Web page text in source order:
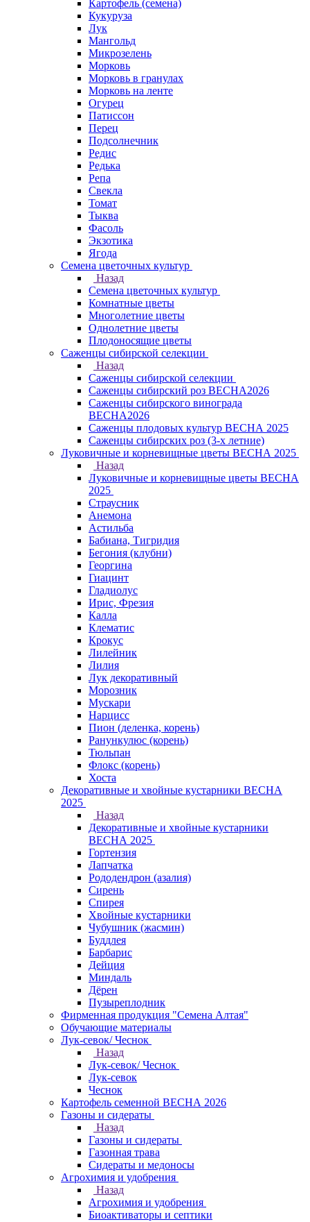
Картофель (семена)
Кукуруза
Лук
Мангольд
Микрозелень
Морковь
Морковь в гранулах
Морковь на ленте
Огурец
Патиссон
Перец
Подсолнечник
Редис
Редька
Репа
Свекла
Томат
Тыква
Фасоль
Экзотика
Ягода
Семена цветочных культур
Назад
Семена цветочных культур
Комнатные цветы
Многолетние цветы
Однолетние цветы
Плодоносящие цветы
Саженцы сибирской селекции
Назад
Саженцы сибирской селекции
Саженцы сибирский роз ВЕСНА2026
Саженцы сибирского винограда
ВЕСНА2026
Саженцы плодовых культур ВЕСНА 2025
Саженцы сибирских роз (3-х летние)
Луковичные и корневищные цветы ВЕСНА 2025
Назад
Луковичные и корневищные цветы ВЕСНА
2025
Страусник
Анемона
Астильба
Бабиана, Тигридия
Бегония (клубни)
Георгина
Гиацинт
Гладиолус
Ирис, Фрезия
Калла
Клематис
Крокус
Лилейник
Лилия
Лук декоративный
Морозник
Мускари
Нарцисс
Пион (деленка, корень)
Ранункулюс (корень)
Тюльпан
Флокс (корень)
Хоста
Декоративные и хвойные кустарники ВЕСНА
2025
Назад
Декоративные и хвойные кустарники
ВЕСНА 2025
Гортензия
Лапчатка
Рододендрон (азалия)
Сирень
Спирея
Хвойные кустарники
Чубушник (жасмин)
Буддлея
Барбарис
Дейция
Миндаль
Дёрен
Пузыреплодник
Фирменная продукция "Семена Алтая"
Обучающие материалы
Лук-севок/ Чеснок
Назад
Лук-севок/ Чеснок
Лук-севок
Чеснок
Картофель семенной ВЕСНА 2026
Газоны и сидераты
Назад
Газоны и сидераты
Газонная трава
Сидераты и медоносы
Агрохимия и удобрения
Назад
Агрохимия и удобрения
Биоактиваторы и септики